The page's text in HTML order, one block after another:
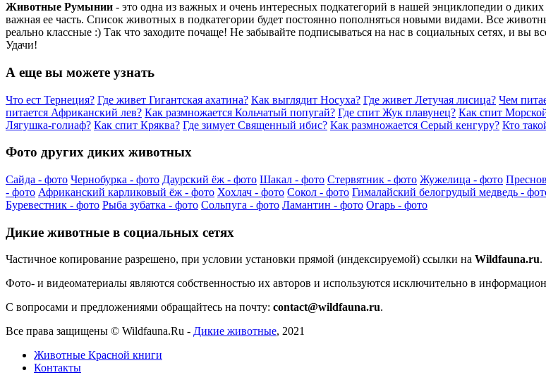
Животные Румынии - это одна из важных и очень интересных подкатегорий в нашей энциклопедии о
важная ее часть. Список животных в подкатегории будет постоянно пополняться новыми видами. Все
реально классные :) Так что заходите почаще! Не забывайте подписываться на нас в социальных сетях, и вы
Удачи!
А еще вы можете узнать
Что ест Тернеция? Где живет Гигантская ахатина? Как выглядит Носуха? Где живет Летучая лисица? Чем
питается Африканский лев? Как размножается Кольчатый попугай? Где спит Жук плавунец? Как спит
Лягушка-голиаф? Как спит Кряква? Где зимует Священный ибис? Как размножается Серый кенгуру? Кто
Фото других диких животных
Сайда - фото Чернобурка - фото Даурский ёж - фото Шакал - фото Стервятник - фото Жужелица - фото
- фото Африканский карликовый ёж - фото Хохлач - фото Сокол - фото Гималайский белогрудый медведь -
Буревестник - фото Рыба зубатка - фото Сольпуга - фото Ламантин - фото Огарь - фото
Дикие животные в социальных сетях
Частичное копирование разрешено, при условии установки прямой (индексируемой) ссылки на Wildfauna.ru.
Фото- и видеоматериалы являются собственностью их авторов и используются исключительно в
С вопросами и предложениями обращайтесь на почту: contact@wildfauna.ru.
Все права защищены © Wildfauna.Ru - Дикие животные, 2021
Животные Красной книги
Контакты